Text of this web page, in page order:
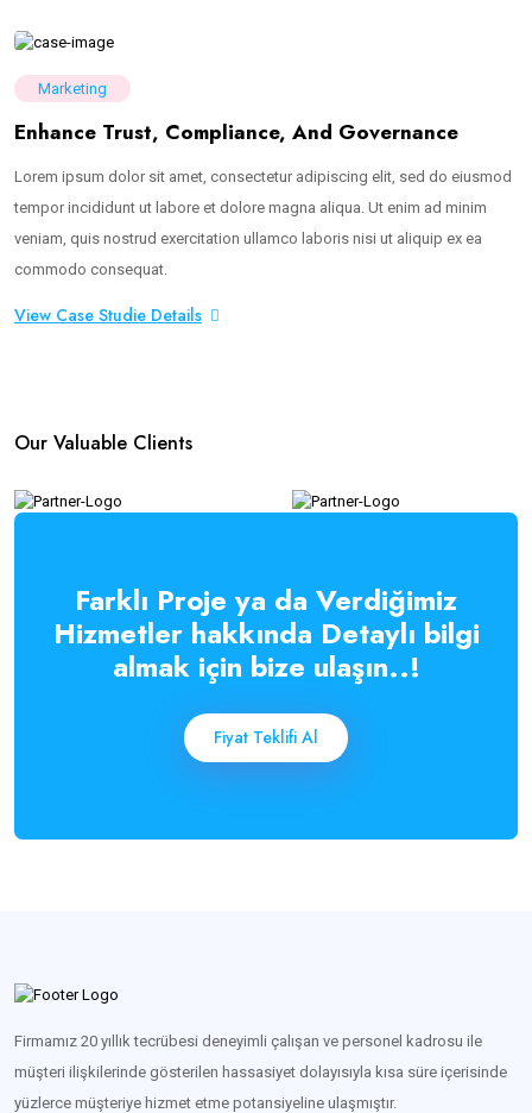
Marketing
Enhance Trust, Compliance, And Governance
Lorem ipsum dolor sit amet, consectetur adipiscing elit, sed do eiusmod
tempor incididunt ut labore et dolore magna aliqua. Ut enim ad minim
veniam, quis nostrud exercitation ullamco laboris nisi ut aliquip ex ea
commodo consequat.
View Case Studie Details
Our Valuable Clients
Farklı Proje ya da Verdiğimiz
Hizmetler hakkında Detaylı bilgi
almak için bize ulaşın..!
Fiyat Teklifi Al
Firmamız 20 yıllık tecrübesi deneyimli çalışan ve personel kadrosu ile
müşteri ilişkilerinde gösterilen hassasiyet dolayısıyla kısa süre içerisinde
yüzlerce müşteriye hizmet etme potansiyeline ulaşmıştır.